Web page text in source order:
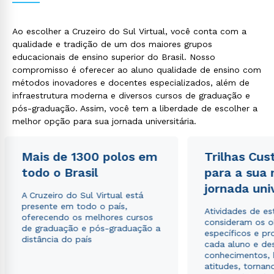
Ao escolher a Cruzeiro do Sul Virtual, você conta com a
qualidade e tradição de um dos maiores grupos
educacionais de ensino superior do Brasil. Nosso
compromisso é oferecer ao aluno qualidade de ensino com
métodos inovadores e docentes especializados, além de
infraestrutura moderna e diversos cursos de graduação e
pós-graduação. Assim, você tem a liberdade de escolher a
melhor opção para sua jornada universitária.
Mais de 1300 polos em
todo o Brasil
A Cruzeiro do Sul Virtual está
presente em todo o país,
oferecendo os melhores cursos
de graduação e pós-graduação a
distância do país
Trilhas
para a sua
jornada
Atividades de
consideram os
específicos e
cada aluno e
conhecimentos,
atitudes,
Rápido e fácil
WhatsApp
Estou de acordo com a Política de Privacidade.e
autorizo que meus dados sejam utilizados para o